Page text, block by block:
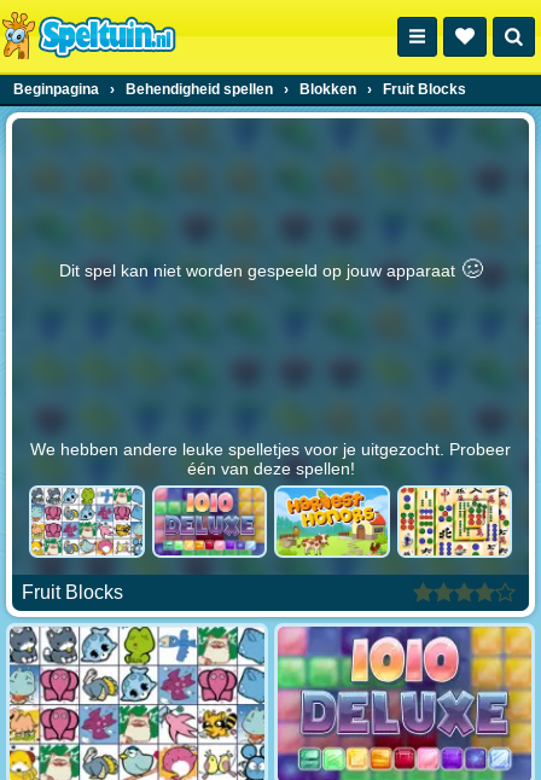
Beginpagina › Behendigheid spellen › Blokken › Fruit Blocks
Dit spel kan niet worden gespeeld op jouw apparaat 🥴️
We hebben andere leuke spelletjes voor je uitgezocht. Probeer
één van deze spellen!
Fruit Blocks